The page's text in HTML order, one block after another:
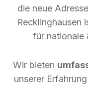
die neue
Recklinghausen
für nationale
Wir bieten
unserer